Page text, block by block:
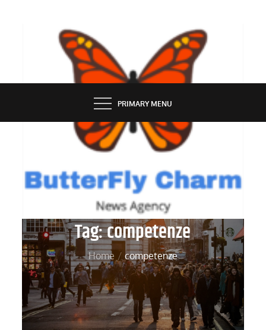
BUTTERFLY CHARM
PRIMARY MENU
Tag:competenze
Home competenze